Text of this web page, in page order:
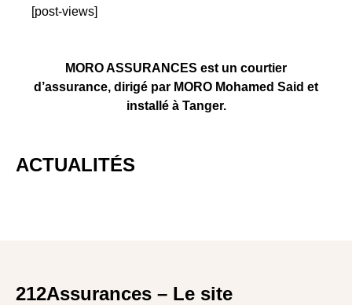
[post-views]
MORO ASSURANCES est un courtier
d’assurance, dirigé par MORO Mohamed Said et
installé à Tanger.
ACTUALITÉS
212Assurances – Le site